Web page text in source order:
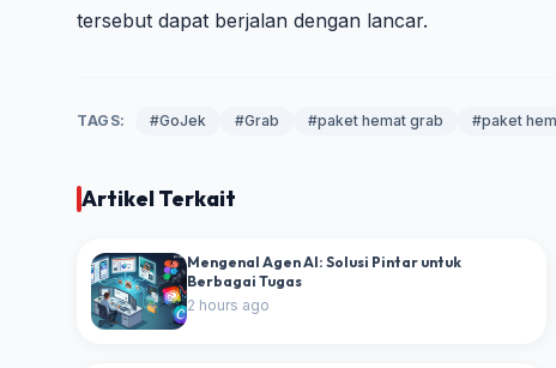
tersebut dapat berjalan dengan lancar.
TAGS: #GoJek #Grab #paket hemat grab #paket
Artikel Terkait
Mengenal Agen AI: Solusi Pintar untuk
Berbagai Tugas
2 hours ago